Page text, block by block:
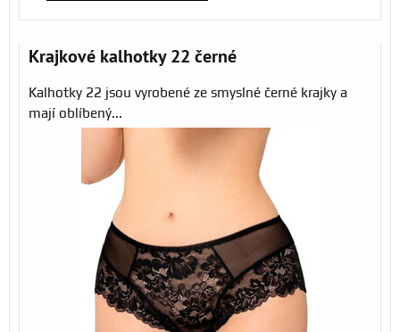
Krajkové kalhotky 22 černé
Kalhotky 22 jsou vyrobené ze smyslné černé krajky a
mají oblíbený...